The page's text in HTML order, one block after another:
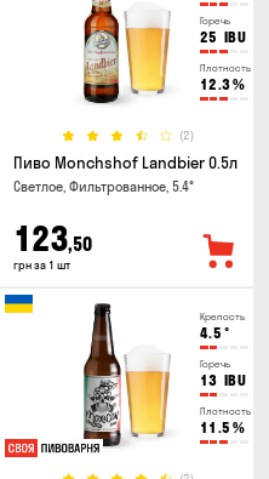
Горечь
25 IBU
Плотность
12.3%
(2)
Пиво Monchshof Landbier 0.5л
Светлое, Фильтрованное, 5.4°
123,50
грн за 1 шт
Крепость
4.5 °
Горечь
13 IBU
Плотность
11.5 %